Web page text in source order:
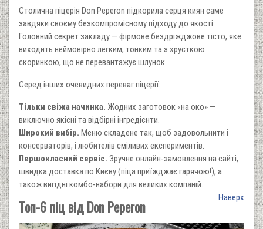
Столична піцерія Don Peperon підкорила серця киян саме
завдяки своєму безкомпромісному підходу до якості.
Головний секрет закладу — фірмове бездріжджове тісто, яке
виходить неймовірно легким, тонким та з хрусткою
скоринкою, що не перевантажує шлунок.
Серед інших очевидних переваг піцерії:
Тільки свіжа начинка. Жодних заготовок «на око» —
виключно якісні та відбірні інгредієнти.
Широкий вибір. Меню складене так, щоб задовольнити і
консерваторів, і любителів сміливих експериментів.
Першокласний сервіс. Зручне онлайн-замовлення на сайті,
швидка доставка по Києву (піца приїжджає гарячою!), а
також вигідні комбо-набори для великих компаній.
Наверх
Топ-6 піц від Don Peperon